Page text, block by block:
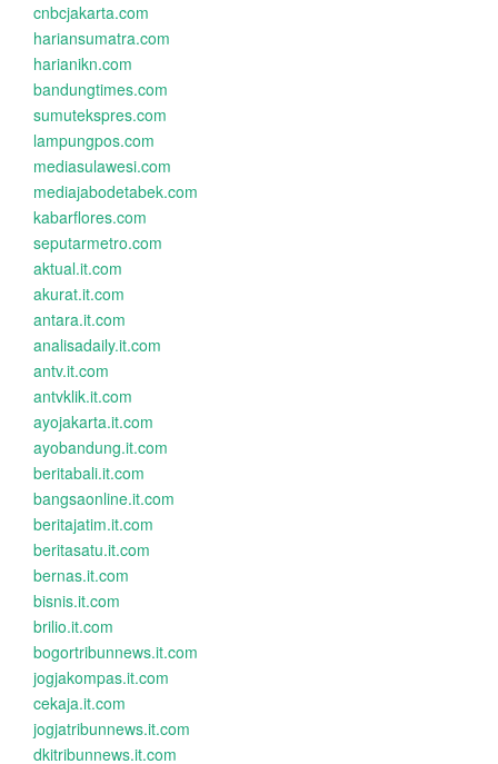
cnbcjakarta.com
hariansumatra.com
harianikn.com
bandungtimes.com
sumutekspres.com
lampungpos.com
mediasulawesi.com
mediajabodetabek.com
kabarflores.com
seputarmetro.com
aktual.it.com
akurat.it.com
antara.it.com
analisadaily.it.com
antv.it.com
antvklik.it.com
ayojakarta.it.com
ayobandung.it.com
beritabali.it.com
bangsaonline.it.com
beritajatim.it.com
beritasatu.it.com
bernas.it.com
bisnis.it.com
brilio.it.com
bogortribunnews.it.com
jogjakompas.it.com
cekaja.it.com
jogjatribunnews.it.com
dkitribunnews.it.com